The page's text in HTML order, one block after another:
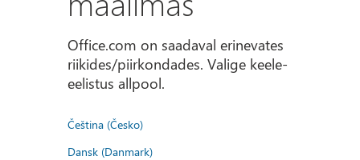
Office.com on saadaval erinevates
riikides/piirkondades. Valige keele-
eelistus allpool.
Čeština (Česko)
Dansk (Danmark)